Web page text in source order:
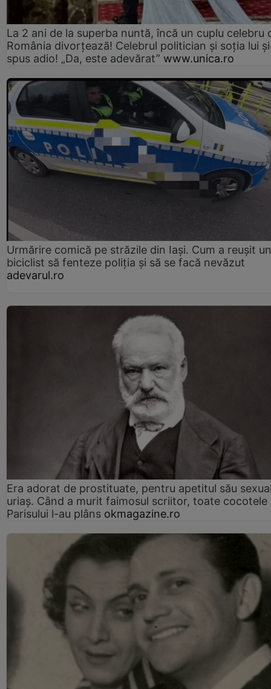
La 2 ani de la superba nuntă, încă un cuplu celebru
România divorțează! Celebrul politician și soția lui
spus adio! „Da, este adevărat” www.unica.ro
Urmărire comică pe străzile din Iași. Cum a reușit un
biciclist să fenteze poliția și să se facă nevăzut
adevarul.ro
Era adorat de prostituate, pentru apetitul său
uriaș. Când a murit faimosul scriitor, toate cocotele
Parisului l-au plâns okmagazine.ro